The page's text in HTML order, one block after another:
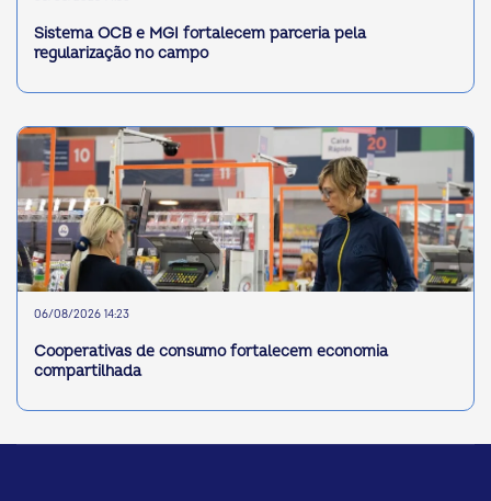
Sistema OCB e MGI fortalecem parceria pela
regularização no campo
06/08/2026 14:23
Cooperativas de consumo fortalecem economia
compartilhada